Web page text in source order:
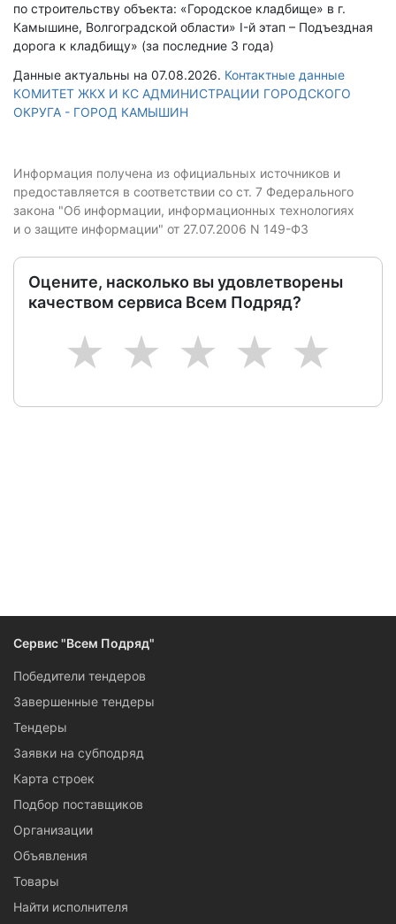
по строительству объекта: «Городское кладбище» в г.
Камышине, Волгоградской области» I-й этап – Подъездная
дорога к кладбищу» (за последние 3 года)
Данные актуальны на 07.08.2026. Контактные данные
КОМИТЕТ ЖКХ И КС АДМИНИСТРАЦИИ ГОРОДСКОГО
ОКРУГА - ГОРОД КАМЫШИН
Информация получена из официальных источников и
предоставляется в соответствии со ст. 7 Федерального
закона "Об информации, информационных технологиях
и о защите информации" от 27.07.2006 N 149-ФЗ
Оцените, насколько вы удовлетворены
качеством сервиса Всем Подряд?
5
4
3
2
1
Сервис "Всем Подряд"
Победители тендеров
Завершенные тендеры
Тендеры
Заявки на субподряд
Карта строек
Подбор поставщиков
Организации
Объявления
Товары
Найти исполнителя